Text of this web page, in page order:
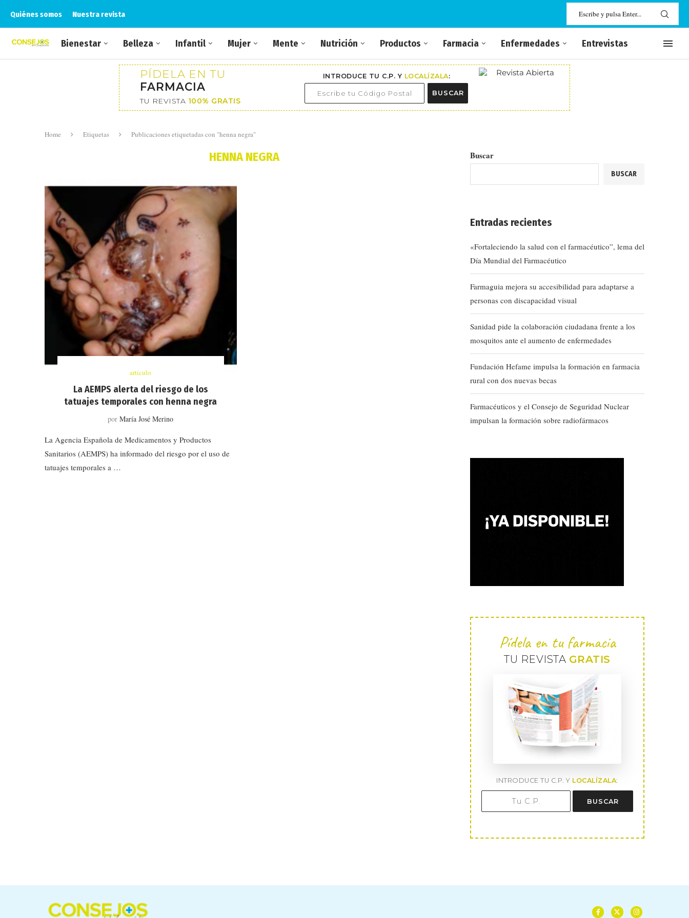
Quiénes somos Nuestra revista
Bienestar Belleza Infantil Mujer Mente Nutrición Productos Farmacia Enfermedades Entrevistas
PÍDELA EN TU
FARMACIA
TU REVISTA 100% GRATIS
INTRODUCE TU C.P. Y LOCALÍZALA:
BUSCAR
Home Etiquetas Publicaciones etiquetadas con "henna negra"
HENNA NEGRA
artículo
La AEMPS alerta del riesgo de los
tatuajes temporales con henna negra
porMaría José Merino
La Agencia Española de Medicamentos y Productos
Sanitarios (AEMPS) ha informado del riesgo por el uso de
tatuajes temporales a …
Buscar
BUSCAR
Entradas recientes
«Fortaleciendo la salud con el farmacéutico”, lema del
Día Mundial del Farmacéutico
Farmaguia mejora su accesibilidad para adaptarse a
personas con discapacidad visual
Sanidad pide la colaboración ciudadana frente a los
mosquitos ante el aumento de enfermedades
Fundación Hefame impulsa la formación en farmacia
rural con dos nuevas becas
Farmacéuticos y el Consejo de Seguridad Nuclear
impulsan la formación sobre radiofármacos
Pídela en tu farmacia
TU REVISTA GRATIS
INTRODUCE TU C.P. Y LOCALÍZALA:
BUSCAR